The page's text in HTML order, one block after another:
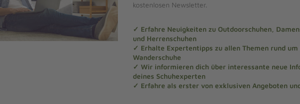
kostenlosen Newsletter.
✓ Erfahre Neuigkeiten zu Outdoorschuhen,
und Herrenschuhen
✓ Erhalte Expertentipps zu allen Themen rund
Wanderschuhe
✓ Wir informieren dich über interessante neue
deines Schuhexperten
✓ Erfahre als erster von exklusiven Angeboten